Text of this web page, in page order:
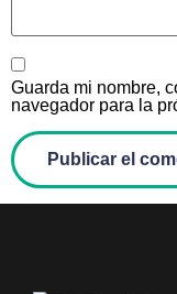
Guarda mi nombre,
navegador para la